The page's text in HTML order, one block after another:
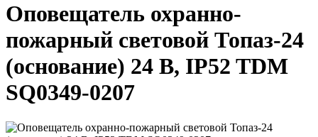
Оповещатель охранно-
пожарный световой Топаз-24
(основание) 24 В, IP52 TDM
SQ0349-0207